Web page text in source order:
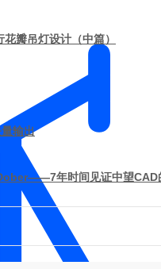
瓣吊灯设计（中篇）
输出
年时间见证中望CAD